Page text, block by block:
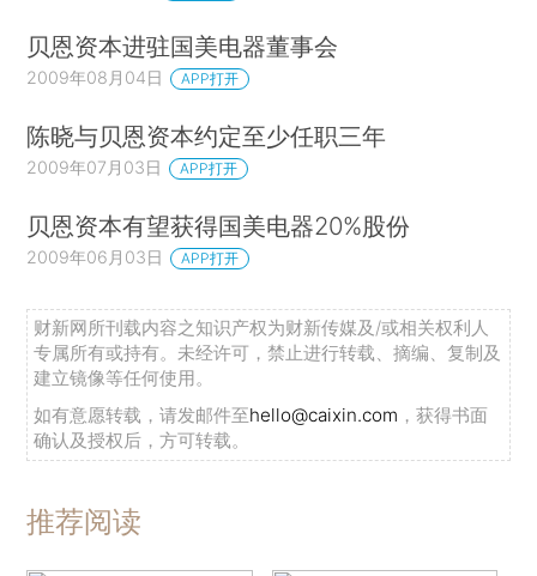
贝恩资本进驻国美电器董事会
2009年08月04日 APP打开
陈晓与贝恩资本约定至少任职三年
2009年07月03日 APP打开
贝恩资本有望获得国美电器20%股份
2009年06月03日 APP打开
财新网所刊载内容之知识产权为财新传媒及/或相关权利人
专属所有或持有。未经许可，禁止进行转载、摘编、复制及
建立镜像等任何使用。
如有意愿转载，请发邮件至hello@caixin.com ，获得书面
确认及授权后，方可转载。
推荐阅读